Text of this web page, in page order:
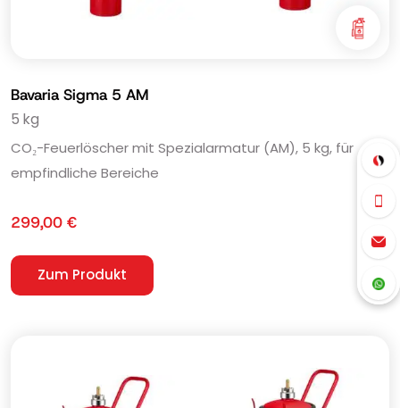
Bavaria Sigma 5 AM
5 kg
CO₂-Feuerlöscher mit Spezialarmatur (AM), 5 kg, für
empfindliche Bereiche
299,00 €
Zum Produkt